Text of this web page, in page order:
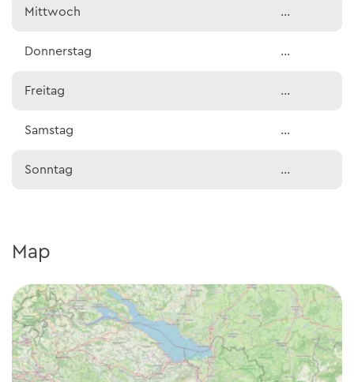
Mittwoch …
Donnerstag …
Freitag …
Samstag …
Sonntag …
Map